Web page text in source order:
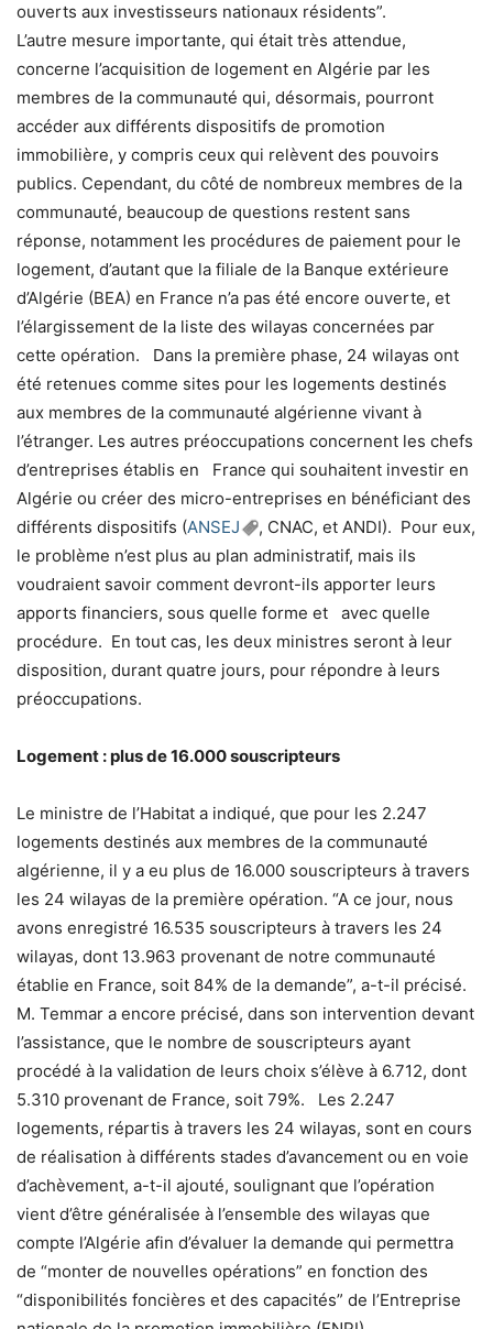
ouverts aux investisseurs nationaux résidents”.
L’autre mesure importante, qui était très attendue,
concerne l’acquisition de logement en Algérie par les
membres de la communauté qui, désormais, pourront
accéder aux différents dispositifs de promotion
immobilière, y compris ceux qui relèvent des pouvoirs
publics. Cependant, du côté de nombreux membres de la
communauté, beaucoup de questions restent sans
réponse, notamment les procédures de paiement pour le
logement, d’autant que la filiale de la Banque extérieure
d’Algérie (BEA) en France n’a pas été encore ouverte, et
l’élargissement de la liste des wilayas concernées par
cette opération. Dans la première phase, 24 wilayas ont
été retenues comme sites pour les logements destinés
aux membres de la communauté algérienne vivant à
l’étranger. Les autres préoccupations concernent les chefs
d’entreprises établis en France qui souhaitent investir en
Algérie ou créer des micro-entreprises en bénéficiant des
différents dispositifs (ANSEJ
, CNAC, et ANDI). Pour eux,
le problème n’est plus au plan administratif, mais ils
voudraient savoir comment devront-ils apporter leurs
apports financiers, sous quelle forme et avec quelle
procédure. En tout cas, les deux ministres seront à leur
disposition, durant quatre jours, pour répondre à leurs
préoccupations.
Logement : plus de 16.000 souscripteurs
Le ministre de l’Habitat a indiqué, que pour les 2.247
logements destinés aux membres de la communauté
algérienne, il y a eu plus de 16.000 souscripteurs à travers
les 24 wilayas de la première opération. “A ce jour, nous
avons enregistré 16.535 souscripteurs à travers les 24
wilayas, dont 13.963 provenant de notre communauté
établie en France, soit 84% de la demande”, a-t-il précisé.
M. Temmar a encore précisé, dans son intervention devant
l’assistance, que le nombre de souscripteurs ayant
procédé à la validation de leurs choix s’élève à 6.712, dont
5.310 provenant de France, soit 79%. Les 2.247
logements, répartis à travers les 24 wilayas, sont en cours
de réalisation à différents stades d’avancement ou en voie
d’achèvement, a-t-il ajouté, soulignant que l’opération
vient d’être généralisée à l’ensemble des wilayas que
compte l’Algérie afin d’évaluer la demande qui permettra
de “monter de nouvelles opérations” en fonction des
“disponibilités foncières et des capacités” de l’Entreprise